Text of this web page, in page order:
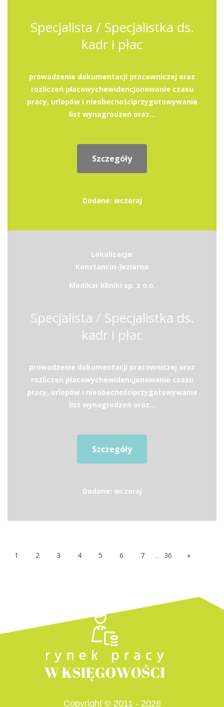
Specjalista / Specjalistka ds.
kadr i płac
prowadzenie dokumentacji pracowniczej oraz
rozliczeń płacowychewidencjonowanie czasu
pracy, urlopów i nieobecnościprzygotowywanie
list wynagrodzeń oraz...
Szczegóły
Dodane: wczoraj
Lokalizacja:
Konstancin-Jeziorna
Medikar Kliniki sp. z o.o.
Specjalista / Specjalistka ds.
kadr i płac
prowadzenie dokumentacji pracowniczej oraz
rozliczeń płacowychewidencjonowanie czasu
pracy, urlopów i nieobecnościprzygotowywanie
list wynagrodzeń oraz...
Szczegóły
Dodane: wczoraj
1 2 3 4 5 6 7 ... 36 »
Copyright © 2011 - 2026